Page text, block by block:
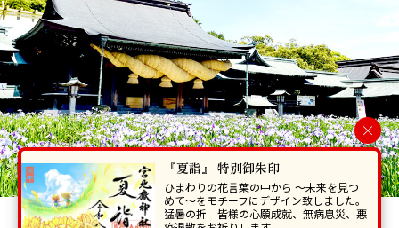
当ホームページで掲載の写真・イラスト等を無断で転写･複製することを
×
『夏詣』 特別御朱印
ひまわりの花言葉の中から 〜未来を見つ
めて〜をモチーフにデザイン致しました。
猛暑の折 皆様の心願成就、無病息災、悪